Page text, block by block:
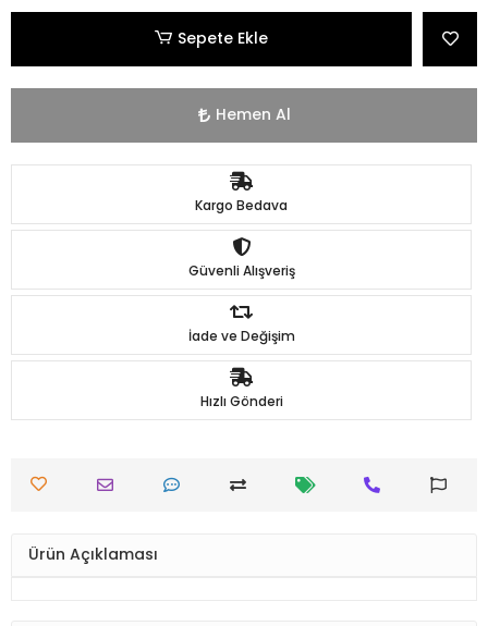
Sepete Ekle
Hemen Al
Kargo Bedava
Güvenli Alışveriş
İade ve Değişim
Hızlı Gönderi
Ürün Açıklaması